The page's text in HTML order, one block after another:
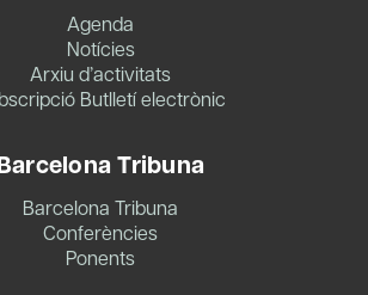
Agenda
Notícies
Arxiu d’activitats
Butlletí electrònic
Tribuna
Barcelona Tribuna
Conferències
Ponents